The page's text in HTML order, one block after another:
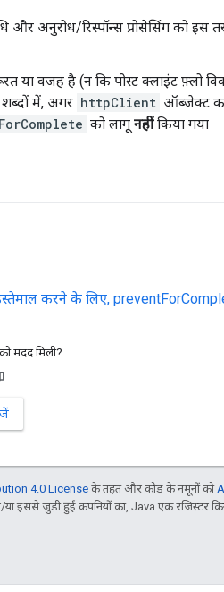
और अनुरोध/रिस्पॉन्स प्रोसेसिंग को इस
वजह है (न कि पोस्ट क्लाइंट फ़्लो
शब्दों में, अगर httpClient ऑब्जेक्ट
को लागू नहींकिया गया
करने के लिए,
मदद मिली?
4.0 Licenseके तहत और कोड के नमूनों को
इससे जुड़ी हुई कंपनियों का, Java एक रजिस्टर